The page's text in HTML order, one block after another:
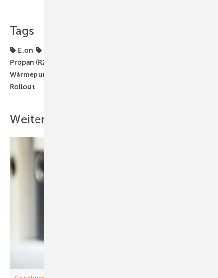
Tags
E.on
Propan (R290)
Wärmepumpe
Rollout
Weitere Inhalte